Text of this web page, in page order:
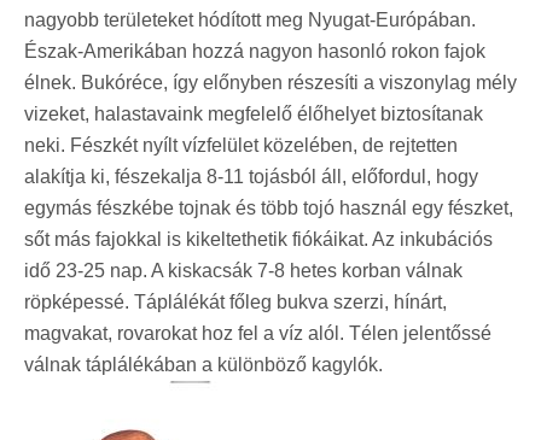
nagyobb területeket hódított meg Nyugat-Európában.
Észak-Amerikában hozzá nagyon hasonló rokon fajok
élnek. Bukóréce, így előnyben részesíti a viszonylag mély
vizeket, halastavaink megfelelő élőhelyet biztosítanak
neki. Fészkét nyílt vízfelület közelében, de rejtetten
alakítja ki, fészekalja 8-11 tojásból áll, előfordul, hogy
egymás fészkébe tojnak és több tojó használ egy fészket,
sőt más fajokkal is kikeltethetik fiókáikat. Az inkubációs
idő 23-25 nap. A kiskacsák 7-8 hetes korban válnak
röpképessé. Táplálékát főleg bukva szerzi, hínárt,
magvakat, rovarokat hoz fel a víz alól. Télen jelentőssé
válnak táplálékában a különböző kagylók.